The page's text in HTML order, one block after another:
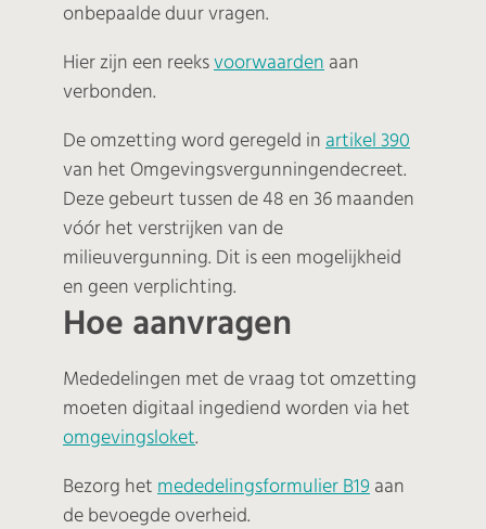
onbepaalde duur vragen.
Hier zijn een reeks voorwaarden aan
verbonden.
De omzetting word geregeld in artikel 390
van het Omgevingsvergunningendecreet.
Deze gebeurt tussen de 48 en 36 maanden
vóór het verstrijken van de
milieuvergunning. Dit is een mogelijkheid
en geen verplichting.
Hoe aanvragen
Mededelingen met de vraag tot omzetting
moeten digitaal ingediend worden via het
omgevingsloket.
Bezorg het mededelingsformulier B19 aan
de bevoegde overheid.